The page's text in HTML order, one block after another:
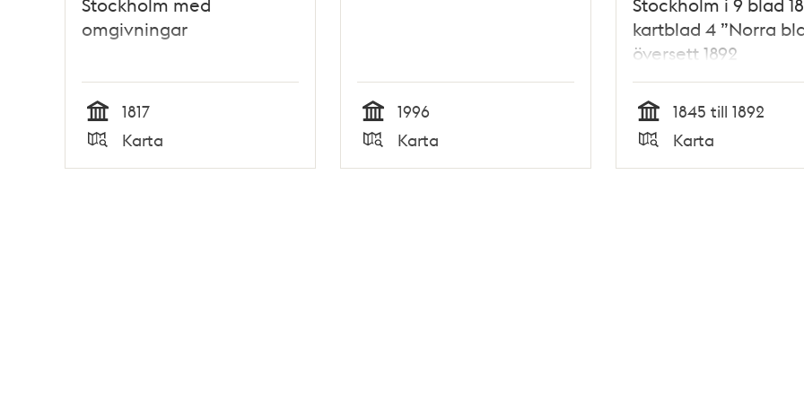
omgivningar
Tid
1817
Typ
Karta Tid
1996
Typ
Karta
kartblad 4 ”Norra
översett 1892
Tid
1845 till 1892
Typ
Karta